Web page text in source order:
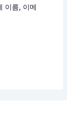
이름, 이메